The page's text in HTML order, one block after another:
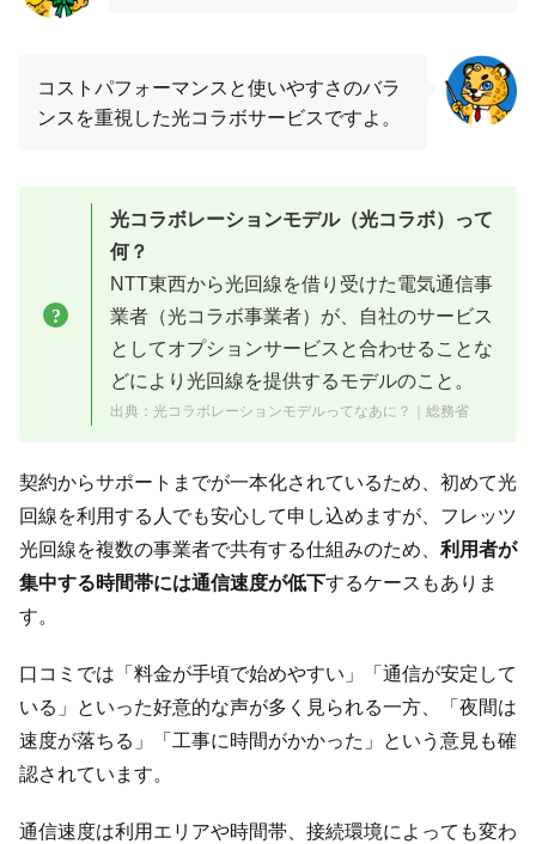
コストパフォーマンスと使いやすさのバラ
ンスを重視した光コラボサービスですよ。
光コラボレーションモデル（光コラボ）って
何？
NTT東西から光回線を借り受けた電気通信事
業者（光コラボ事業者）が、自社のサービス
としてオプションサービスと合わせることな
どにより光回線を提供するモデルのこと。
出典： 光コラボレーションモデルってなあに？｜総務省
契約からサポートまでが一本化されているため、初めて光
回線を利用する人でも安心して申し込めますが、フレッツ
光回線を複数の事業者で共有する仕組みのため、 利用者が
集中する時間帯には通信速度が低下するケースもありま
す。
口コミでは「料金が手頃で始めやすい」「通信が安定して
いる」といった好意的な声が多く見られる一方、「夜間は
速度が落ちる」「工事に時間がかかった」という意見も確
認されています。
通信速度は利用エリアや時間帯、接続環境によっても変わ